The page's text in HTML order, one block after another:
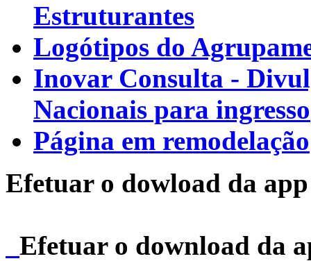
Estruturantes
Logótipos do
Inovar Consulta -
Nacionais para ingresso
Página em remodelação
Efetuar o dowload da
Efetuar o download da